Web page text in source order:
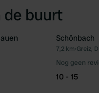
de buurt
Favoriet
Schönbach
7,2 km•Greiz,
Nog geen
10 - 15